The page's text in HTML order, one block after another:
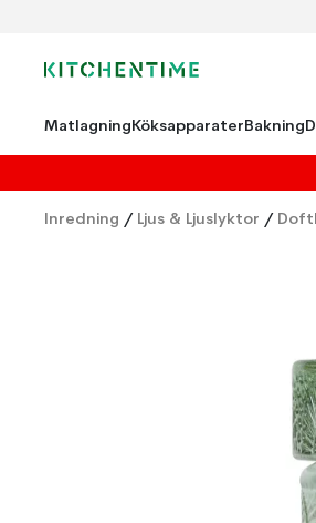
MatlagningKöksapparaterBakning
Inredning / Ljus & Ljuslyktor /